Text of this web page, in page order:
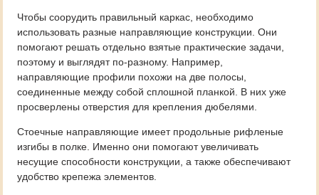
Чтобы соорудить правильный каркас, необходимо
использовать разные направляющие конструкции. Они
помогают решать отдельно взятые практические задачи,
поэтому и выглядят по-разному. Например,
направляющие профили похожи на две полосы,
соединенные между собой сплошной планкой. В них уже
просверлены отверстия для крепления дюбелями.
Стоечные направляющие имеет продольные рифленые
изгибы в полке. Именно они помогают увеличивать
несущие способности конструкции, а также обеспечивают
удобство крепежа элементов.